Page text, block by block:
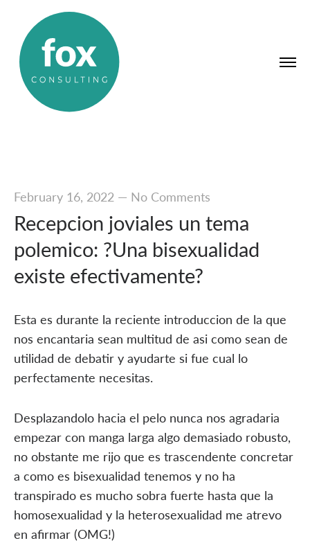
February 16, 2022— No Comments
Recepcion joviales un tema
polemico: ?Una bisexualidad
existe efectivamente?
Esta es durante la reciente introduccion de la que
nos encantari­a sean multitud de asi­ como sean de
utilidad de debatir y ayudarte si fue cual lo
perfectamente necesitas.
Desplazandolo hacia el pelo nunca nos agradaria
empezar con manga larga algo demasiado robusto,
no obstante me rijo que es trascendente concretar
a como es bisexualidad tenemos y no ha
transpirado es mucho sobra fuerte hasta que la
homosexualidad y la heterosexualidad me atrevo
en afirmar (OMG!)